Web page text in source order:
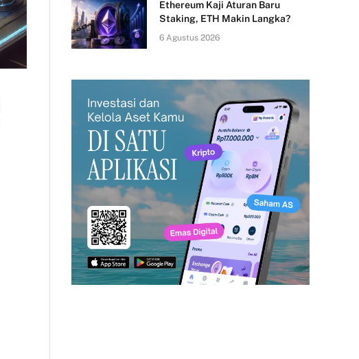
Ethereum Kaji Aturan Baru
Staking, ETH Makin Langka?
6 Agustus 2026